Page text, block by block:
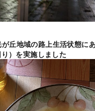
丘地域の路上生活状態に
）を実施しました